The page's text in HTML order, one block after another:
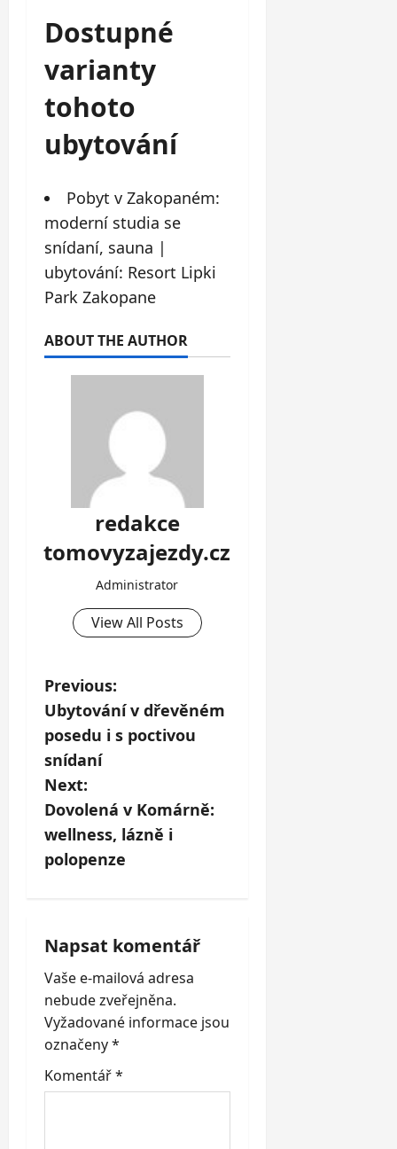
Dostupné
varianty
tohoto
ubytování
Pobyt v Zakopaném:
moderní studia se
snídaní, sauna |
ubytování: Resort Lipki
Park Zakopane
ABOUT THE AUTHOR
redakce
tomovyzajezdy.cz
Administrator
View All Posts
P
o
s
t
n
a
i
g
a
t
i
Previous:
Ubytování v dřevěném
posedu i s poctivou
snídaní
Next:
Dovolená v Komárně:
wellness, lázně i
polopenze
Napsat komentář
Vaše e-mailová adresa
nebude zveřejněna.
Vyžadované informace jsou
označeny*
Komentář*